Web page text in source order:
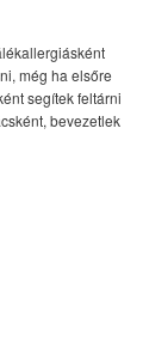
még ha elsőre
segítek feltárni
bevezetlek